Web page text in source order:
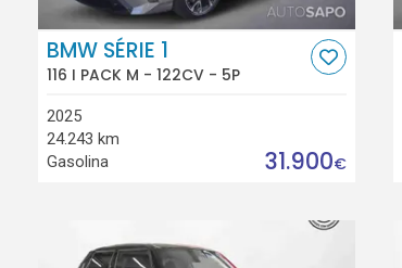
BMW SÉRIE 1
116 I PACK M - 122CV - 5P
2025
24.243 km
Gasolina
31.900€